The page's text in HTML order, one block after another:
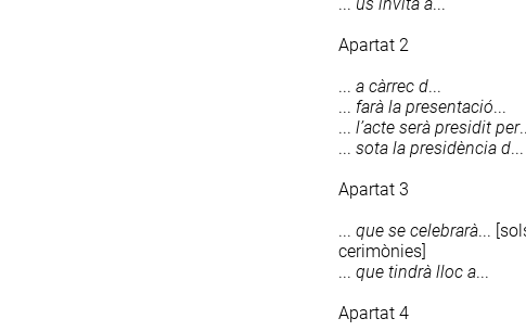
Apartat 2
... a càrrec d...
... farà la presentació...
... l’acte serà presidit per
... sota la presidència d...
Apartat 3
... que se celebrarà...
cerimònies]
... que tindrà lloc a...
Apartat 4